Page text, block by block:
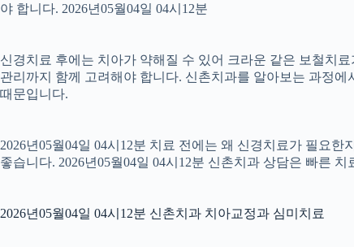
야 합니다. 2026년05월04일 04시12분
신경치료 후에는 치아가 약해질 수 있어 크라운 같은 보철치
관리까지 함께 고려해야 합니다. 신촌치과를 알아보는 과정
때문입니다.
2026년05월04일 04시12분 치료 전에는 왜 신경치료가 필요
좋습니다. 2026년05월04일 04시12분 신촌치과 상담은 빠른
2026년05월04일 04시12분 신촌치과 치아교정과 심미치료